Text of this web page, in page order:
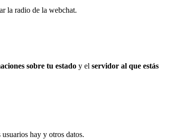
la radio de la webchat.
sobre tu estado y el servidor al que estás
hay y otros datos.